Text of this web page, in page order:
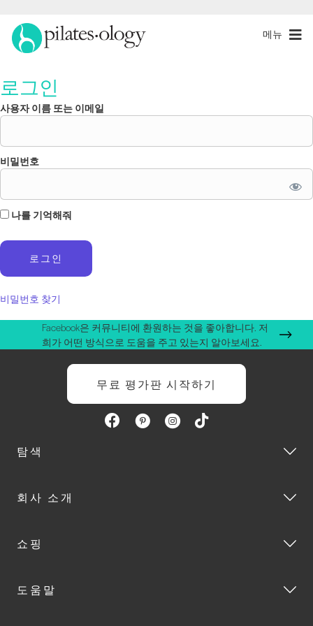
메뉴
로그인
사용자 이름 또는 이메일
비밀번호
나를 기억해줘
비밀번호 찾기
Facebook은 커뮤니티에 환원하는 것을 좋아합니다. 저
희가 어떤 방식으로 도움을 주고 있는지 알아보세요.
무료 평가판 시작하기
탐색
회사 소개
쇼핑
도움말